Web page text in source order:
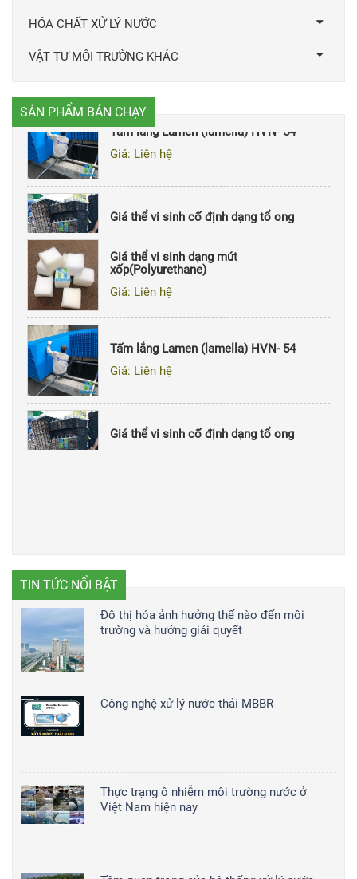
HÓA CHẤT XỬ LÝ NƯỚC
VẬT TƯ MÔI TRƯỜNG KHÁC
SẢN PHẨM BÁN CHẠY
Giá thể vi sinh dạng mút
Giá: Liên hệ
Tấm lắng Lamen (lamella) HVN- 54
Giá: Liên hệ
Giá: Liên hệ
Giá thể vi sinh cố định dạng sợi
Giá: Liên hệ
xốp(Polyurethane)
Giá: Liên hệ
Giá: Liên hệ
Giá: Liên hệ
TIN TỨC NỔI BẬT
Đô thị hóa ảnh hưởng thế nào đến môi
trường và hướng giải quyết
Công nghệ xử lý nước thải MBBR
Thực trạng ô nhiễm môi trường nước ở
Việt Nam hiện nay